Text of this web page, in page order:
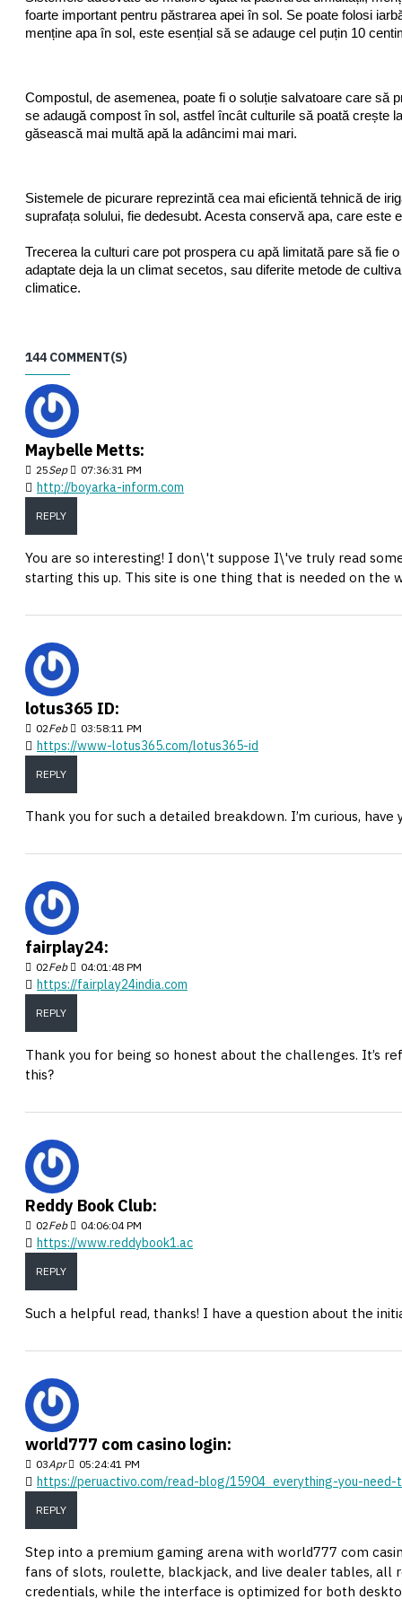
foarte important pentru păstrarea apei în sol. Se poate folosi
menține apa în sol, este esențial să se adauge cel puțin 10
Compostul, de asemenea, poate fi o soluție salvatoare care să
se adaugă compost în sol, astfel încât culturile să poată crește
găsească mai multă apă la adâncimi mai mari.
Sistemele de picurare reprezintă cea mai eficientă tehnică de
suprafața solului, fie dedesubt. Acesta conservă apa, care este
Trecerea la culturi care pot prospera cu apă limitată pare să fie
adaptate deja la un climat secetos, sau diferite metode de
climatice.
144 COMMENT(S)
Maybelle Metts:
25Sep 07:36:31 PM
http://boyarka-inform.com
REPLY
You are so interesting! I don\'t suppose I\'ve truly read
starting this up. This site is one thing that is needed on the
lotus365 ID:
02Feb 03:58:11 PM
https://www-lotus365.com/lotus365-id
REPLY
Thank you for such a detailed breakdown. I’m curious,
fairplay24:
02Feb 04:01:48 PM
https://fairplay24india.com
REPLY
Thank you for being so honest about the challenges. It’s
this?
Reddy Book Club:
02Feb 04:06:04 PM
https://www.reddybook1.ac
REPLY
Such a helpful read, thanks! I have a question about the
world777 com casino login:
03Apr 05:24:41 PM
https://peruactivo.com/read-blog/15904_everything-you-
REPLY
Step into a premium gaming arena with world777 com
fans of slots, roulette, blackjack, and live dealer tables,
credentials, while the interface is optimized for both